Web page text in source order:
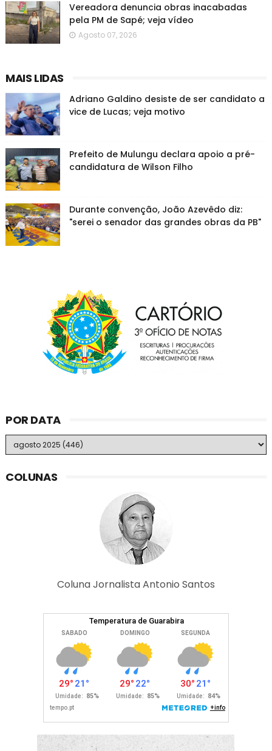
Vereadora denuncia obras inacabadas
pela PM de Sapé; veja vídeo
Agosto 07, 2026
MAIS LIDAS
Adriano Galdino desiste de ser candidato a
vice de Lucas; veja motivo
Prefeito de Mulungu declara apoio a pré-
candidatura de Wilson Filho
Durante convenção, João Azevêdo diz:
"serei o senador das grandes obras da PB"
POR DATA
COLUNAS
Coluna Jornalista Antonio Santos